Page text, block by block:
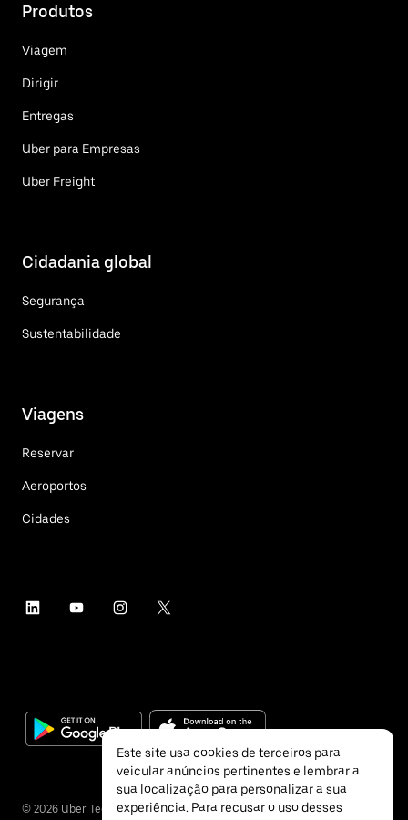
Produtos
Viagem
Dirigir
Entregas
Uber para Empresas
Uber Freight
Cidadania global
Segurança
Sustentabilidade
Viagens
Reservar
Aeroportos
Cidades
© 2026 Uber Technologies Inc.
Este site usa cookies de terceiros para
veicular anúncios pertinentes e lembrar a
sua localização para personalizar a sua
experiência. Para recusar o uso desses